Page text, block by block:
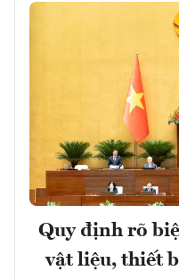
Quy định rõ
vật liệu, thiết